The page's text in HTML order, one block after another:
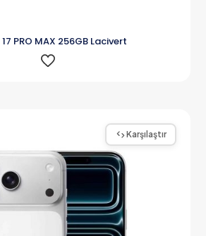
PRO MAX 256GB Lacivert
Karşılaştır